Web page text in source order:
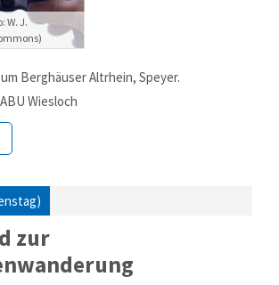
W. J.
Berghäuser Altrhein, Speyer.
Wiesloch
zur